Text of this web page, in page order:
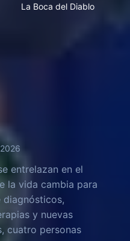
La Boca del Diablo
2026
entrelazan en el
la vida cambia para
diagnósticos,
y nuevas
cuatro personas